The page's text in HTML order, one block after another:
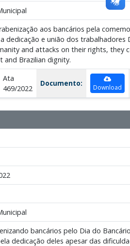
aos bancários pela
dedicação e união dos trabalhadores
and attacks on their rights, they
and Brazilian dignity.
Ata
469/2022
Documento: Download
bancários pelo Dia do
dedicação deles apesar das